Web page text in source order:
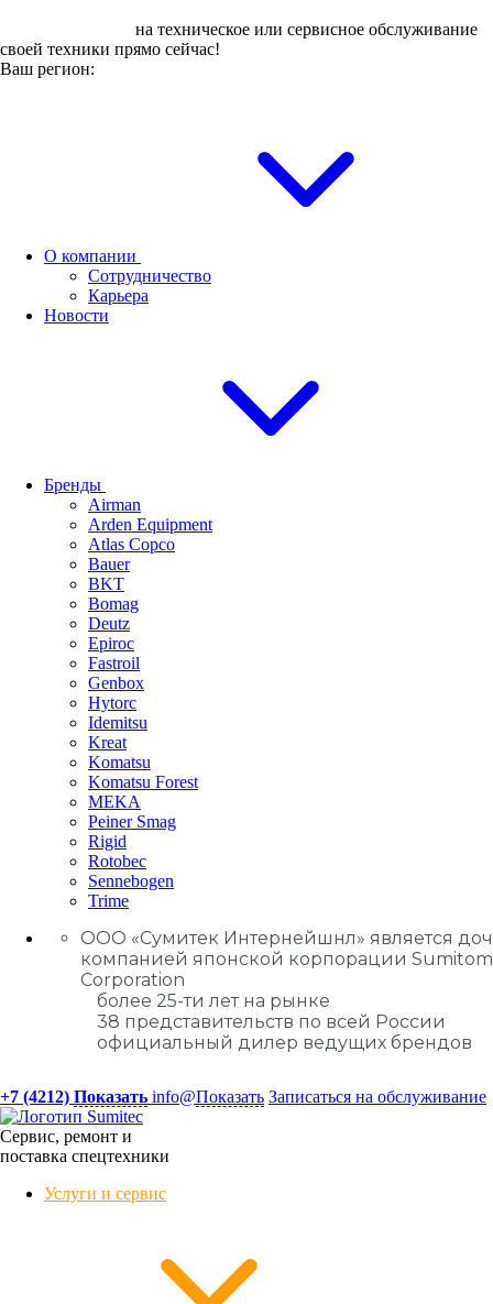
на техническое или сервисное обслуживание
своей техники прямо сейчас!
Ваш регион:
О компании
Сотрудничество
Карьера
Новости
Бренды
Airman
Arden Equipment
Atlas Сopco
Bauer
BKT
Bomag
Deutz
Epiroc
Fastroil
Genbox
Hytorc
Idemitsu
Kreat
Komatsu
Komatsu Forest
MEKA
Peiner Smag
Rigid
Rotobec
Sennebogen
Trime
ООО «Сумитек Интернейшнл» является
компанией японской корпорации
Corporation
более 25-ти лет на рынке
38 представительств по всей России
официальный дилер ведущих брендов
+7 (4212) Показать info@Показать Записаться на обслуживание
Сервис, ремонт и
поставка спецтехники
Услуги и сервис